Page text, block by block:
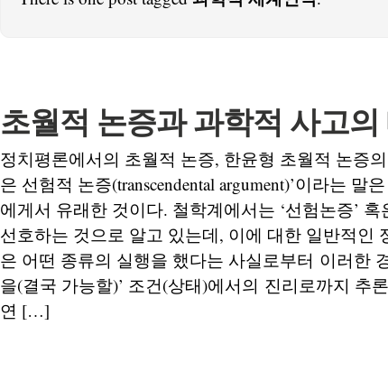
초월적 논증과 과학적 사고의
정치평론에서의 초월적 논증, 한윤형 초월적 논증
은 선험적 논증(transcendental argument)’이라는 말
에게서 유래한 것이다. 철학계에서는 ‘선험논증’
선호하는 것으로 알고 있는데, 이에 대한 일반적인
은 어떤 종류의 실행을 했다는 사실로부터 이러한
을(결국 가능할)’ 조건(상태)에서의 진리로까지 추
연 […]